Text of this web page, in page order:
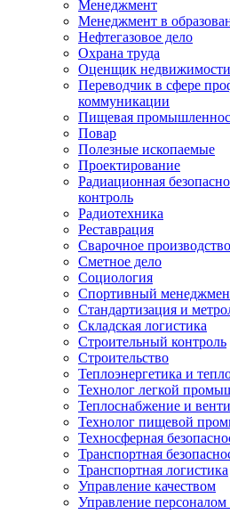
Менеджмент
Менеджмент в
Нефтегазовое дело
Охрана труда
Оценщик недвижимости
Переводчик в сфере
коммуникации
Пищевая
Повар
Полезные ископаемые
Проектирование
Радиационная
контроль
Радиотехника
Реставрация
Сварочное производство
Сметное дело
Социология
Спортивный
Стандартизация и
Складская логистика
Строительный контроль
Строительство
Теплоэнергетика и
Технолог легкой
Теплоснабжение и
Технолог пищевой
Техносферная
Транспортная
Транспортная логистика
Управление качеством
Управление персоналом